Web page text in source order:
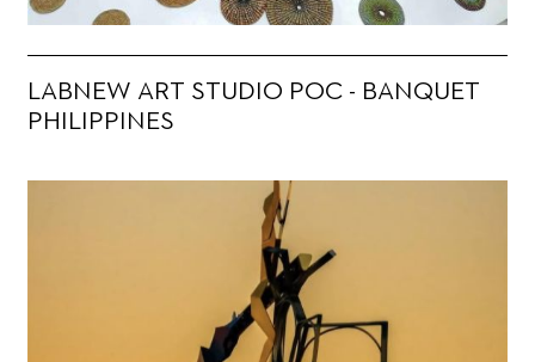
LABNEW ART STUDIO POC - BANQUET
PHILIPPINES